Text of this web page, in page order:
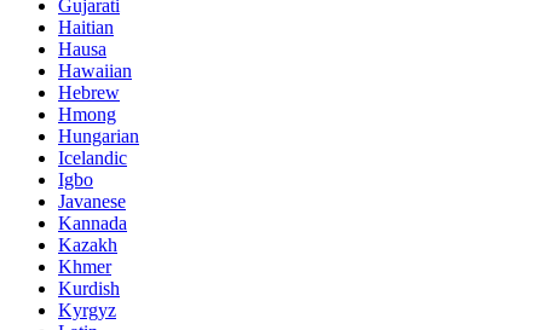
Gujarati
Haitian
Hausa
Hawaiian
Hebrew
Hmong
Hungarian
Icelandic
Igbo
Javanese
Kannada
Kazakh
Khmer
Kurdish
Kyrgyz